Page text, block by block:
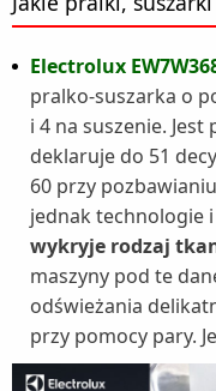
Electrolux
pralko-suszarka o
i 4 na suszenie.
deklaruje do 51
60 przy
jednak technologie i
wykryje rodzaj
maszyny pod te
odświeżania
przy pomocy pary.